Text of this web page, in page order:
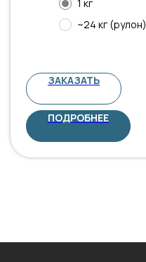
1 кг
~24 кг (рулон)
ЗАКАЗАТЬ
ПОДРОБНЕЕ